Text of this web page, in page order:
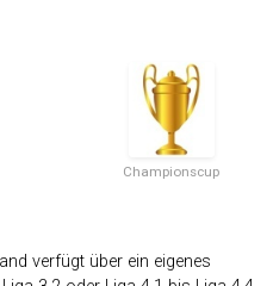
Championscup
verfügt über ein eigenes